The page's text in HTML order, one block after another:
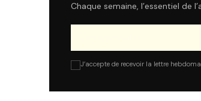
Chaque semaine, l’essentiel
J’accepte de recevoir la lettre